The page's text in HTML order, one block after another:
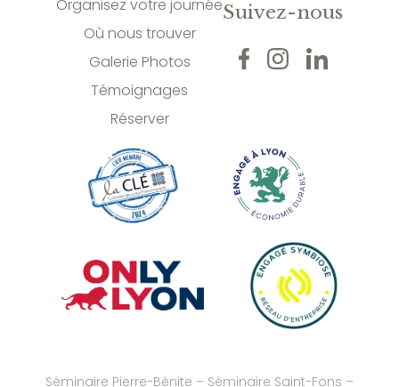
Organisez votre journée
Où nous trouver
Galerie Photos
Témoignages
Réserver
Suivez-nous
Séminaire Pierre-Bénite – Séminaire Saint-Fons –